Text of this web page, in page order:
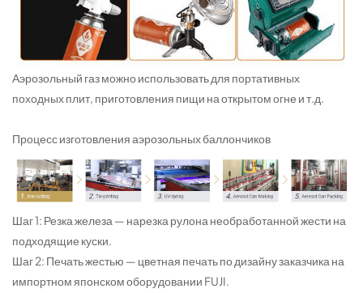
Аэрозольный газ можно использовать для портативных
походных плит, приготовления пищи на открытом огне и т.д.
Процесс изготовления аэрозольных баллончиков
Шаг 1: Резка железа — нарезка рулона необработанной жести на
подходящие куски.
Шаг 2: Печать жестью — цветная печать по дизайну заказчика на
импортном японском оборудовании FUJI.